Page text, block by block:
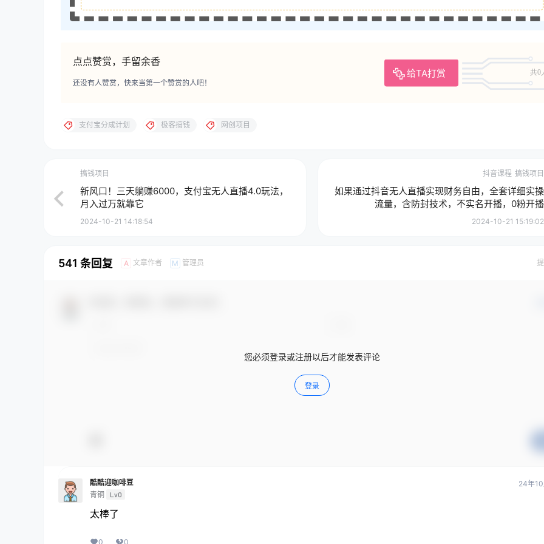
点点赞赏，手留余香
给TA打赏 共0
还没有人赞赏，快来当第一个赞赏的人吧！
支付宝分成计划 极客搞钱 网创项目
搞钱项目
新风口！三天躺赚6000，支付宝无人直播4.0玩法，
月入过万就靠它
2024-10-21 14:18:54
抖音课程 搞钱项目
如果通过抖音无人直播实现财务自由，全套详细实操
流量，含防封技术，不实名开播，0粉开播
2024-10-21 15:19:02
541 条回复 A 文章作者 M 管理员
您必须登录或注册以后才能发表评论
登录
酷酷迎咖啡豆
青铜
Lv0
24年10
太棒了
0 0